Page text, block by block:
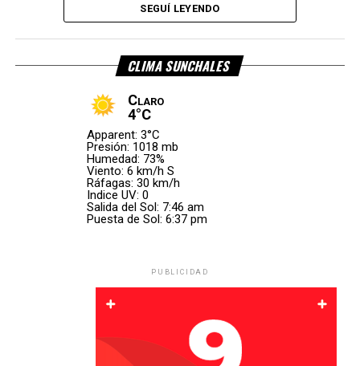
Intervino personal policial
En el operativo también participaron efectivos de la
, con jurisdicción en San Antonio, y
Subcomisaría 14
investigación, el conductor perdió el control del camión, lo
El rodado involucrado es un
color blanco, que transportaba
SEGUÍ LEYENDO
CLIMA SUNCHALES
Claro
4°C
Apparent: 3°C
Presión: 1018 mb
Humedad: 73%
Viento: 6 km/h S
Ráfagas: 30 km/h
Indice UV: 0
Salida del Sol: 7:46 am
Puesta de Sol: 6:37 pm
PUBLICIDAD